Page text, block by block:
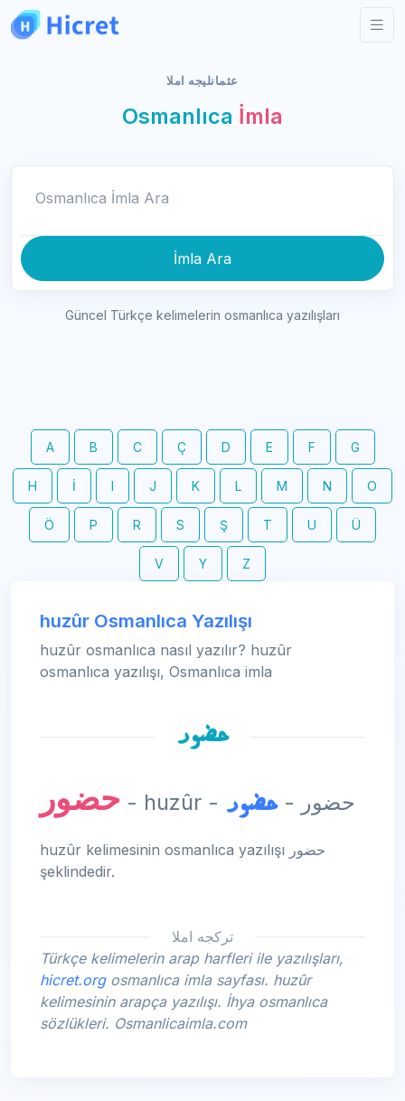
عثمانليجه املا
Osmanlıca İmla
İmla Ara
Güncel Türkçe kelimelerin osmanlıca yazılışları
A B C Ç D E F G
H İ I J K L M N O
Ö P R S Ş T U Ü
V Y Z
huzûr Osmanlıca Yazılışı
huzûr osmanlıca nasıl yazılır? huzûr
osmanlıca yazılışı, Osmanlıca imla
حضور
حضور - huzûr - حضور -حضور
huzûr kelimesinin osmanlıca yazılışı حضور
şeklindedir.
تركجه املا
Türkçe kelimelerin arap harfleri ile yazılışları,
hicret.orgosmanlıca imla sayfası. huzûr
kelimesinin arapça yazılışı. İhya osmanlıca
sözlükleri. Osmanlicaimla.com